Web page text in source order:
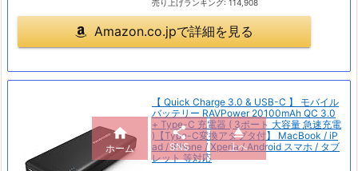
売り上げランキング: 114,908
Amazon.co.jpで詳細を見る
【 Quick Charge 3.0 & USB-C 】 モバイル
バッテリー RAVPower 20100mAh QC 3.0
+ Type-C 充電器 ( 3ポート 大容量 急速充電
)【Type-C変換アダプタ付】 MacBook / iP
ad / iPhone / Xperia / Android スマホ / タブ
レット 等対応

ホーム

SNS

上へ